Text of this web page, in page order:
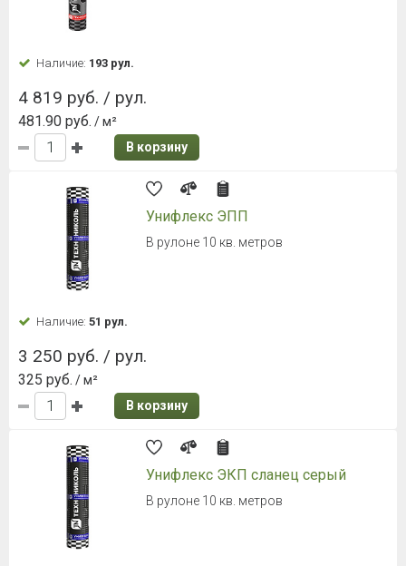
Наличие: 193 рул.
4 819 руб. / рул.
481.90 руб. / м²
В корзину
Унифлекс ЭПП
В рулоне 10 кв. метров
Наличие: 51 рул.
3 250 руб. / рул.
325 руб. / м²
В корзину
Унифлекс ЭКП сланец серый
В рулоне 10 кв. метров